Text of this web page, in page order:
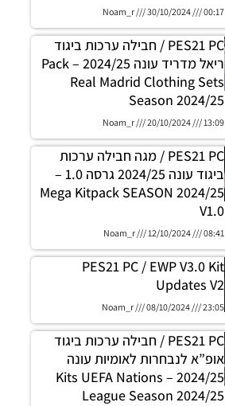
Noam_r 30/10/2024 00:17
PES21 PC / חבילה ערכות ביגוד
ריאל מדריד עונה 2024/25 – Pack
Real Madrid Clothing Sets
Season 2024/25
Noam_r 20/10/2024 13:09
PES21 PC / מגה חבילה ערכות
ביגוד עונה 2024/25 גרסה 1.0 –
Mega Kitpack SEASON 2024/25
V1.0
Noam_r 12/10/2024 08:41
PES21 PC / EWP V3.0 Kit
Updates V2
Noam_r 08/10/2024 23:05
PES21 PC / חבילה ערכות ביגוד
אופ”א לנבחרות לאומיות עונה
2024/25 – Kits UEFA Nations
League Season 2024/25